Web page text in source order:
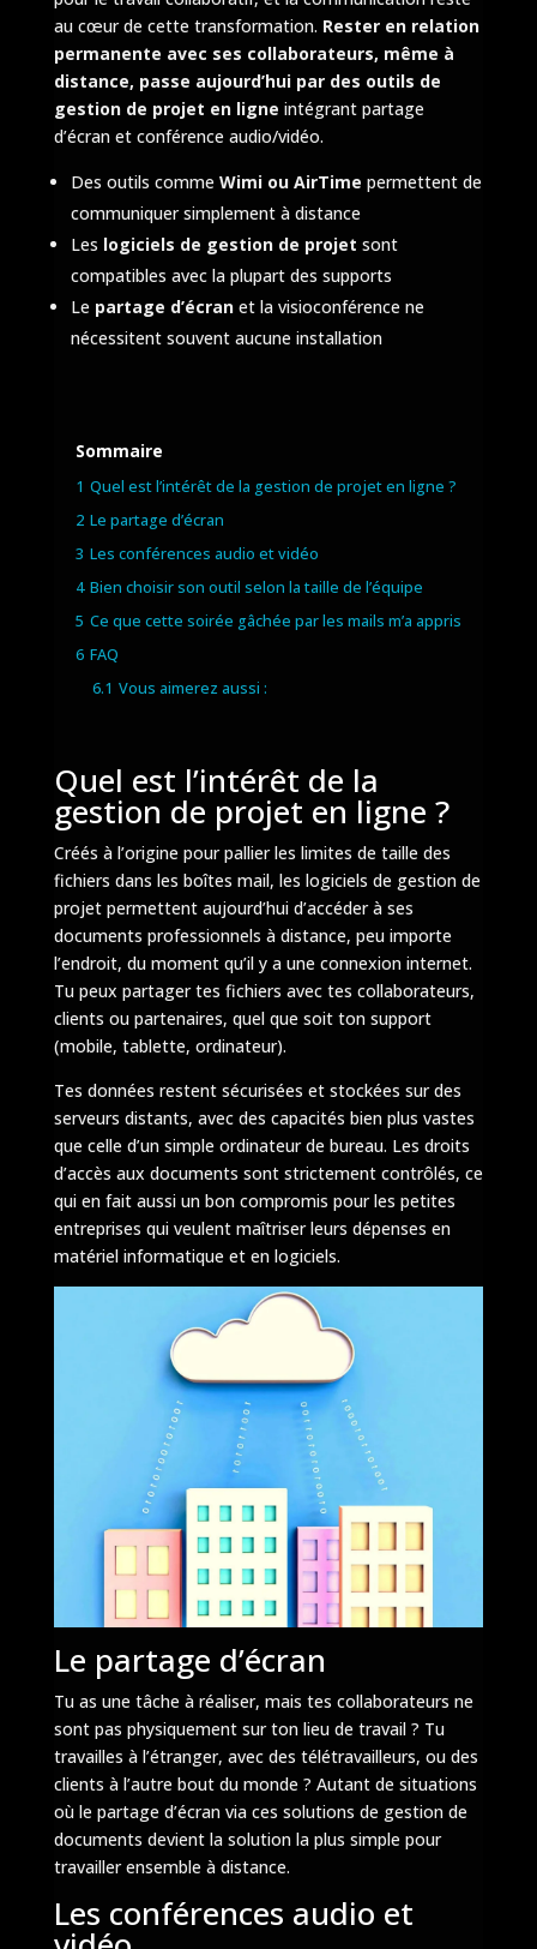
au cœur de cette transformation. Rester en relation
permanente avec ses collaborateurs, même à
distance, passe aujourd’hui par des outils de
gestion de projet en ligne intégrant partage
d’écran et conférence audio/vidéo.
Des outils comme Wimi ou AirTime permettent de
communiquer simplement à distance
Les logiciels de gestion de projet sont
compatibles avec la plupart des supports
Le partage d’écranet la visioconférence ne
nécessitent souvent aucune installation
Sommaire
1 Quel est l’intérêt de la gestion de projet en ligne ?
2 Le partage d’écran
3 Les conférences audio et vidéo
4 Bien choisir son outil selon la taille de l’équipe
5 Ce que cette soirée gâchée par les mails m’a appris
6 FAQ
6.1 Vous aimerez aussi :
Quel est l’intérêt de la
gestion de projet en ligne ?
Créés à l’origine pour pallier les limites de taille des
fichiers dans les boîtes mail, les logiciels de gestion de
projet permettent aujourd’hui d’accéder à ses
documents professionnels à distance, peu importe
l’endroit, du moment qu’il y a une connexion internet.
Tu peux partager tes fichiers avec tes collaborateurs,
clients ou partenaires, quel que soit ton support
(mobile, tablette, ordinateur).
Tes données restent sécurisées et stockées sur des
serveurs distants, avec des capacités bien plus vastes
que celle d’un simple ordinateur de bureau. Les droits
d’accès aux documents sont strictement contrôlés, ce
qui en fait aussi un bon compromis pour les petites
entreprises qui veulent maîtriser leurs dépenses en
matériel informatique et en logiciels.
Le partage d’écran
Tu as une tâche à réaliser, mais tes collaborateurs ne
sont pas physiquement sur ton lieu de travail ? Tu
travailles à l’étranger, avec des télétravailleurs, ou des
clients à l’autre bout du monde ? Autant de situations
où le partage d’écran via ces solutions de gestion de
documents devient la solution la plus simple pour
travailler ensemble à distance.
Les conférences audio et